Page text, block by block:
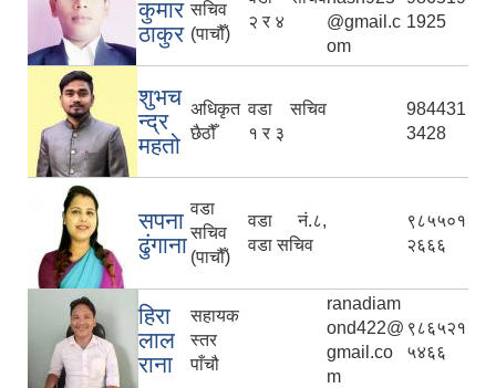
कुमार
ठाकुर
सचिव
(पाचौँ)
२ र ४
@gmail.c
om
1925
शुभच
न्द्र
महतो
अधिकृत
छैठौँ
वडा सचिव
१ र ३
984431
3428
सपना
ढुंगाना
वडा
सचिव
(पाचौँ)
वडा नं.८,
वडा सचिव
९८५५०१
२६६६
हिरा
लाल
राना
सहायक
स्तर
पाँचौ
ranadiam
ond422@
gmail.co
m
९८६५२१
५४६६